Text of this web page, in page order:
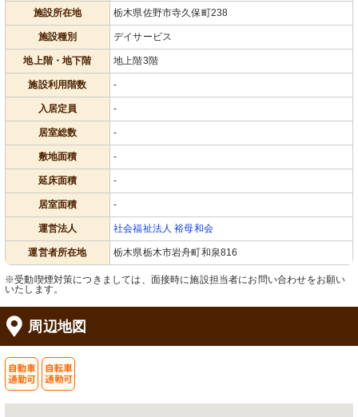
施設所在地 栃木県佐野市寺久保町238
施設種別 デイサービス
地上階・地下階 地上階3階
施設利用階数 -
入居定員 -
居室総数 -
敷地面積 -
延床面積 -
居室面積 -
運営法人 社会福祉法人 裕母和会
運営者所在地 栃木県栃木市岩舟町和泉816
※受動喫煙対策につきましては、面接時に施設担当者にお問い合わせをお願い
いたします。
周辺地図